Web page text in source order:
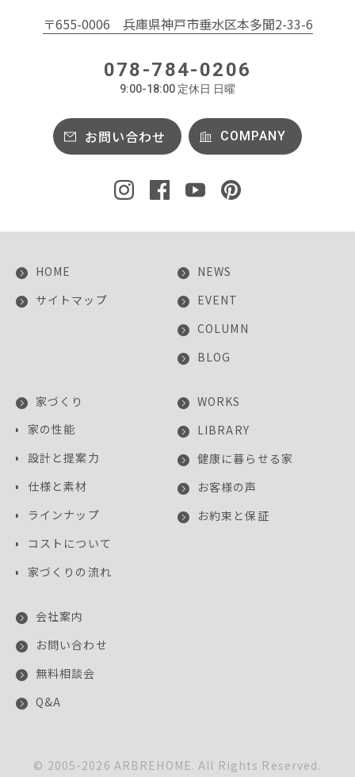
〒655-0006 兵庫県神戸市垂水区本多聞2-33-6
078-784-0206
9:00-18:00 定休日 日曜
お問い合わせ COMPANY
HOME
サイトマップ
NEWS
EVENT
COLUMN
BLOG
家づくり
家の性能
設計と提案力
仕様と素材
ラインナップ
コストについて
家づくりの流れ
WORKS
LIBRARY
健康に暮らせる家
お客様の声
お約束と保証
会社案内
お問い合わせ
無料相談会
Q&A
© 2005-2026 ARBREHOME. All Rights Reserved.